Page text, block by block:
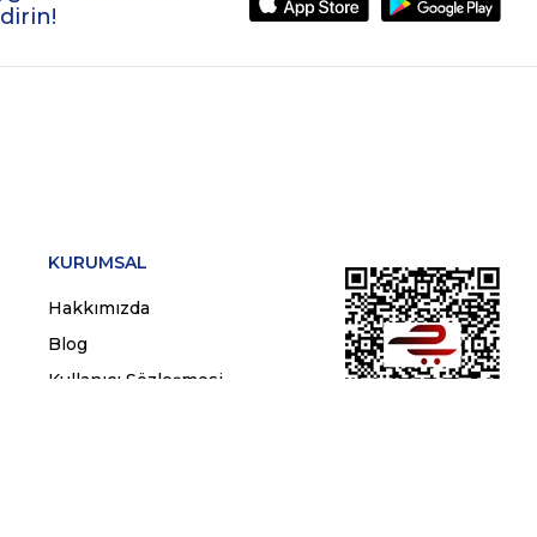
KURUMSAL
Hakkımızda
Blog
Kullanıcı Sözleşmesi